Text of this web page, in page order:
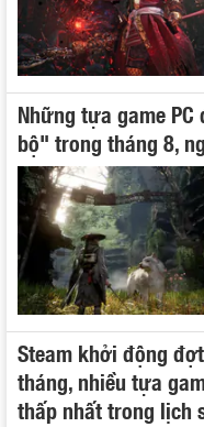
Những tựa game
bộ" trong tháng 8,
Steam khởi động
tháng, nhiều tựa
thấp nhất trong lịch